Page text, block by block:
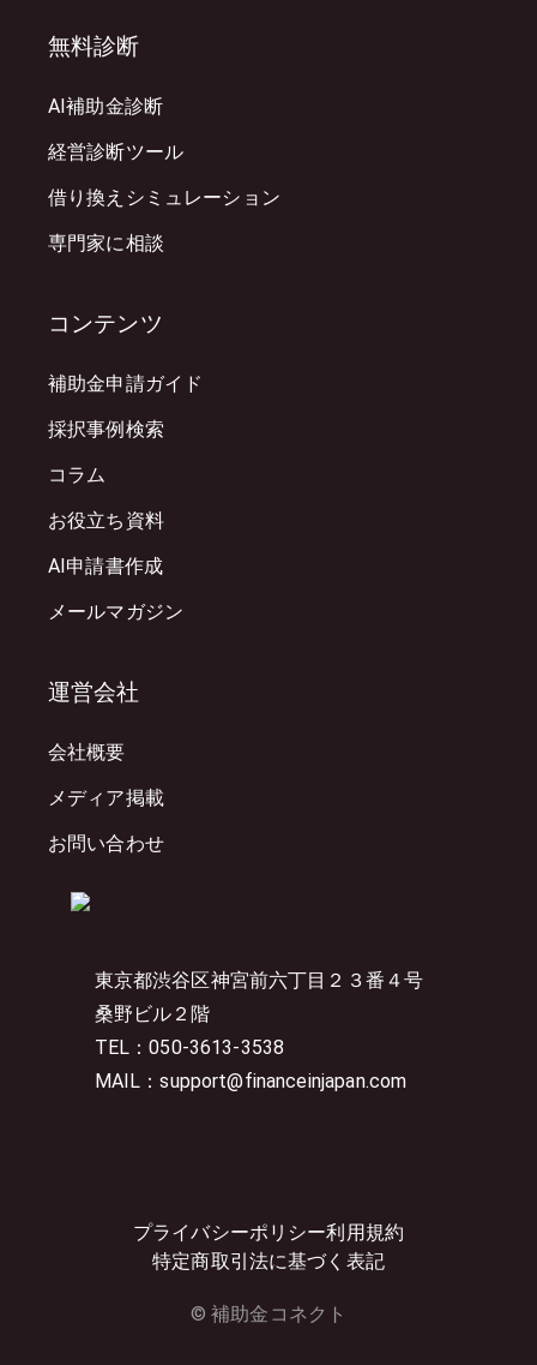
東京都渋谷区神宮前六丁目２３番４号
桑野ビル２階
TEL：050-3613-3538
MAIL：support@financeinjapan.com
プライバシーポリシー利用規約
特定商取引法に基づく表記
© 補助金コネクト
無料診断
AI補助金診断
経営診断ツール
借り換えシミュレーション
専門家に相談
コンテンツ
補助金申請ガイド
採択事例検索
コラム
お役立ち資料
AI申請書作成
メールマガジン
運営会社
会社概要
メディア掲載
お問い合わせ